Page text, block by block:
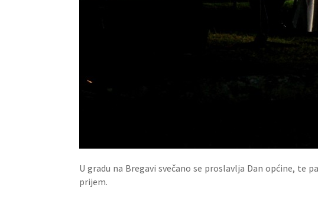
U gradu na Bregavi svečano se proslavlja Dan općine, te
prijem.